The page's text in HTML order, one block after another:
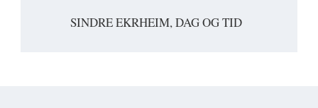
SINDRE EKRHEIM, DAG OG TID